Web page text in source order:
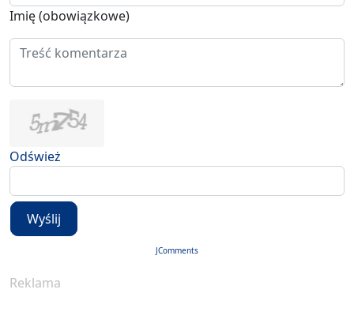
Imię (obowiązkowe)
Odśwież
Wyślij
JComments
Reklama